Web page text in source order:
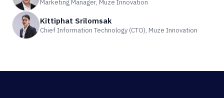
Marketing Manager, Muze Innovation
Kittiphat Srilomsak
Chief Information Technology (CTO), Muze Innovation